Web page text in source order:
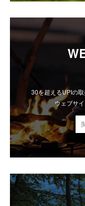
30を超えるUPIの取
ウェブサ